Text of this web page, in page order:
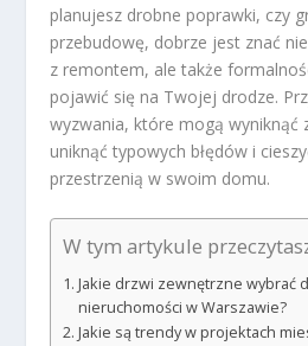
planujesz drobne poprawki, czy
przebudowę, dobrze jest znać
z remontem, ale także
pojawić się na Twojej drodze.
wyzwania, które mogą wyniknąć
uniknąć typowych błędów i
przestrzenią w swoim domu.
W tym artykule
Jakie drzwi zewnętrzne wybrać
nieruchomości w Warszawie?
Jakie są trendy w projektach